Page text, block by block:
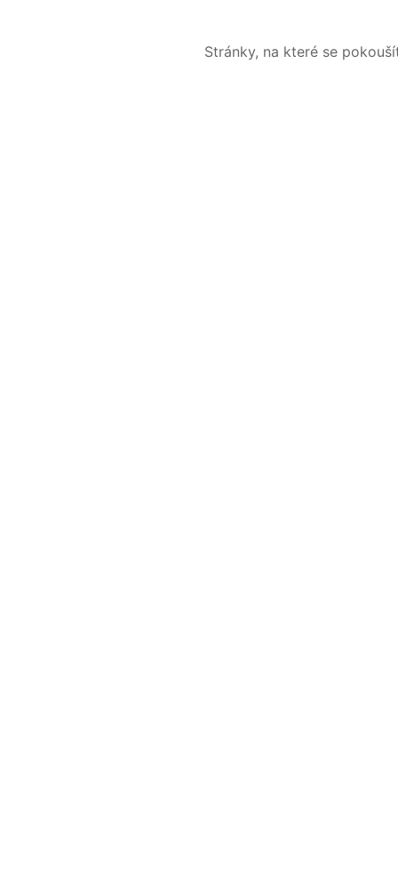
Stránky, na které se